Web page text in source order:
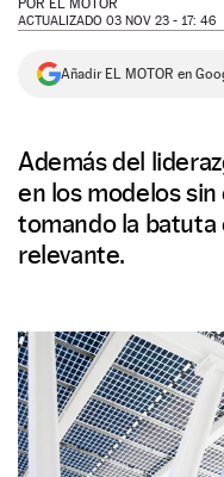
NEWSLETTER
POR EL MOTOR
ACTUALIZADO 03 NOV 23 - 17: 46
Añadir EL MOTOR en
Además del
en los modelos
tomando la
relevante.